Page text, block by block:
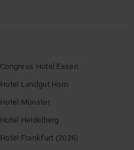
Congress Hotel Essen
Hotel Landgut Horn
Hotel Münster
Hotel Heidelberg
Hotel Frankfurt (2026)